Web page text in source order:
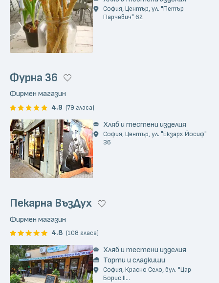
София, Център, ул. "Петър
Парчевич" 62
Фурна 36
Фирмен магазин
4.9 (79 гласа)
Хляб и тестени изделия
София, Център, ул. "Екзарх Йосиф"
36
Пекарна ВъзДух
Фирмен магазин
4.8 (108 гласа)
Хляб и тестени изделия
Торти и сладкиши
София, Красно Село, бул. "Цар
Борис II...